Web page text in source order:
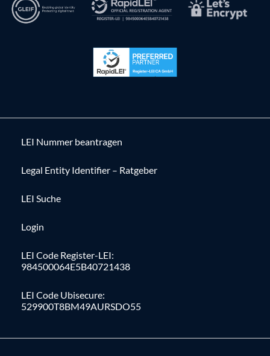
LEI Nummer beantragen
Legal Entity Identifier – Ratgeber
LEI Suche
Login
LEI Code Register-LEI:
984500064E5B40721438
LEI Code Ubisecure:
529900T8BM49AURSDO55